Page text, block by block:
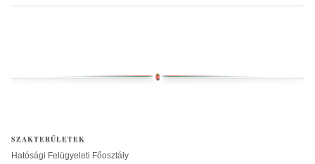
SZAKTERÜLETEK
Hatósági Felügyeleti Főosztály